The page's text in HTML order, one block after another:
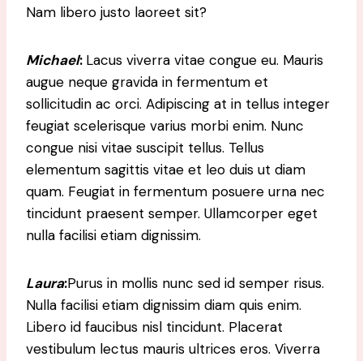
Nam libero justo laoreet sit?
Michael: Lacus viverra vitae congue eu. Mauris
augue neque gravida in fermentum et
sollicitudin ac orci. Adipiscing at in tellus integer
feugiat scelerisque varius morbi enim. Nunc
congue nisi vitae suscipit tellus. Tellus
elementum sagittis vitae et leo duis ut diam
quam. Feugiat in fermentum posuere urna nec
tincidunt praesent semper. Ullamcorper eget
nulla facilisi etiam dignissim.
Laura:Purus in mollis nunc sed id semper risus.
Nulla facilisi etiam dignissim diam quis enim.
Libero id faucibus nisl tincidunt. Placerat
vestibulum lectus mauris ultrices eros. Viverra